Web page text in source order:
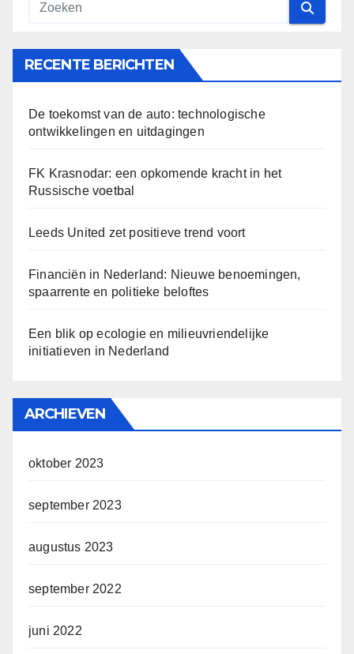
RECENTE BERICHTEN
De toekomst van de auto: technologische
ontwikkelingen en uitdagingen
FK Krasnodar: een opkomende kracht in het
Russische voetbal
Leeds United zet positieve trend voort
Financiën in Nederland: Nieuwe benoemingen,
spaarrente en politieke beloftes
Een blik op ecologie en milieuvriendelijke
initiatieven in Nederland
ARCHIEVEN
oktober 2023
september 2023
augustus 2023
september 2022
juni 2022